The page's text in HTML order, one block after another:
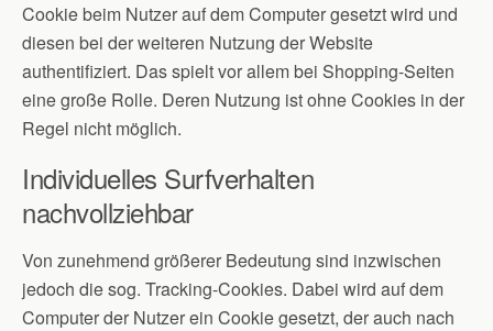
Cookie beim Nutzer auf dem Computer gesetzt wird und
diesen bei der weiteren Nutzung der Website
authentifiziert. Das spielt vor allem bei Shopping-Seiten
eine große Rolle. Deren Nutzung ist ohne Cookies in der
Regel nicht möglich.
Individuelles Surfverhalten
nachvollziehbar
Von zunehmend größerer Bedeutung sind inzwischen
jedoch die sog. Tracking-Cookies. Dabei wird auf dem
Computer der Nutzer ein Cookie gesetzt, der auch nach